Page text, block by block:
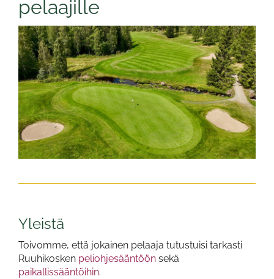
pelaajille
Yleistä
Toivomme, että jokainen pelaaja tutustuisi tarkasti
Ruuhikosken peliohjesääntöön sekä
paikallissääntöihin.